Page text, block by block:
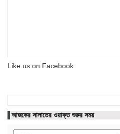
Like us on Facebook
আজকের সালাতের ওয়াক্ত শুরুর সময়